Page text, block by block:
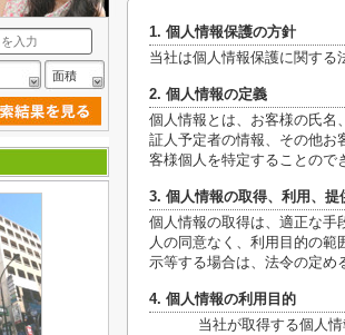
1. 個人情報保護の方針
当社は個人情報保護に関する
2. 個人情報の定義
個人情報とは、お客様の氏名
証人予定者の情報、その他お
客様個人を特定することので
3. 個人情報の取得、利用、提
個人情報の取得は、適正な手
人の同意なく、利用目的の
示等する場合は、法令の定め
4. 個人情報の利用目的
当社が取得する個人
面積